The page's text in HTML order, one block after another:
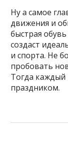
Ну а самое
движения и
быстрая
создаст
и спорта. Не
пробовать
Тогда каждый
праздником.